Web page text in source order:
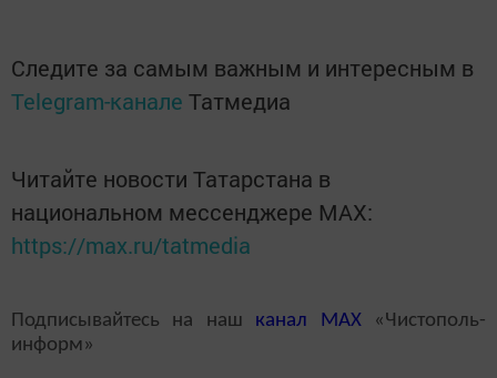
Следите за самым важным и интересным в
Telegram-канале Татмедиа
Читайте новости Татарстана в
национальном мессенджере MАХ:
https://max.ru/tatmedia
Подписывайтесь на наш канал MAX«Чистополь-
информ»